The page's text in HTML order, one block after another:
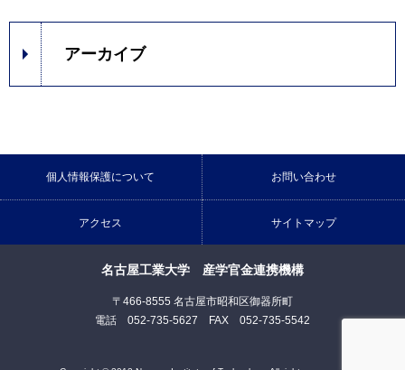
アーカイブ
個人情報保護について お問い合わせ
アクセス サイトマップ
名古屋工業大学 産学官金連携機構
〒466-8555 名古屋市昭和区御器所町
電話 052-735-5627 FAX 052-735-5542